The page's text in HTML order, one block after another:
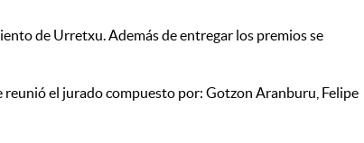
de Urretxu. Además de entregar los premios se
reunió el jurado compuesto por: Gotzon Aranburu, Felipe